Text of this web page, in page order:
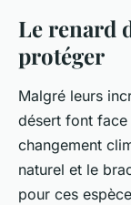
Le renard
protéger
Malgré leurs
désert font
changement
naturel et le
pour ces